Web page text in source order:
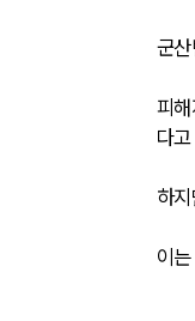
군
피
다
하
이